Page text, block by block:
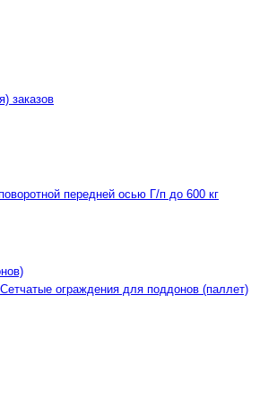
заказов
передней осью Г/п до 600 кг
Сетчатые ограждения для поддонов (паллет)